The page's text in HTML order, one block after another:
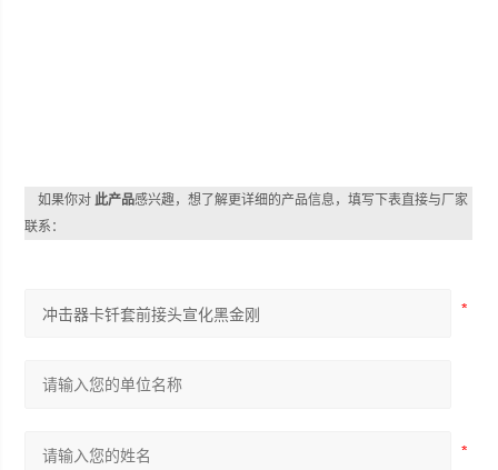
如果你对此产品感兴趣，想了解更详细的产品信息，填写下表直接与厂家
联系：